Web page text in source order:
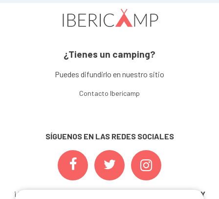
¿Tienes un camping?
Puedes difundirlo en nuestro sitio
Contacto Ibericamp
SÍGUENOS EN LAS REDES SOCIALES
¡ Y NO TE PIERDAS NUESTRAS
OFERTAS, CONCURSOS Y